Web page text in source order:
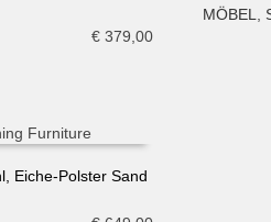
€ 379,00
IN DEN
MÖBEL,
Eiche-Polster Sand